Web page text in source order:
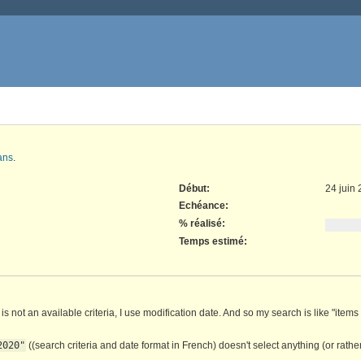
.
Début:
24 juin
Echéance:
% réalisé:
Temps estimé:
not an available criteria, I use modification date. And so my search is like
((search criteria and date format in French) doesn't select anything (or